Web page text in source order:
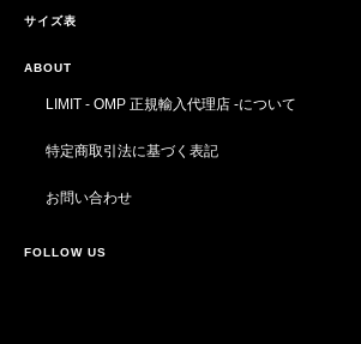
サイズ表
ABOUT
LIMIT - OMP 正規輸入代理店 -について
特定商取引法に基づく表記
お問い合わせ
FOLLOW US